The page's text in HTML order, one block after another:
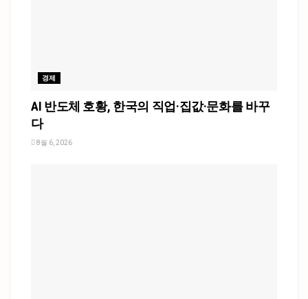
경제
AI 반도체 호황, 한국의 직업·집값·문화를 바꾸
다
8월 6, 2026